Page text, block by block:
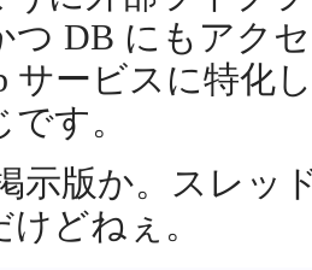
つ DB にもアク
サービスに特化
す。
示版か。スレッ
どねぇ。